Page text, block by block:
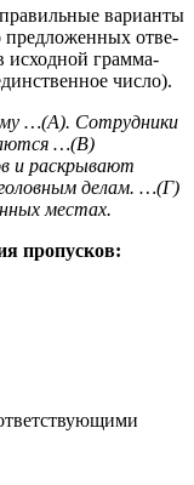
варианты
предложенных отве­
исходной грамма­
число).
…(А). Сотрудники
…(В)
и раскрывают
делам. …(Г)
местах.
пропусков: